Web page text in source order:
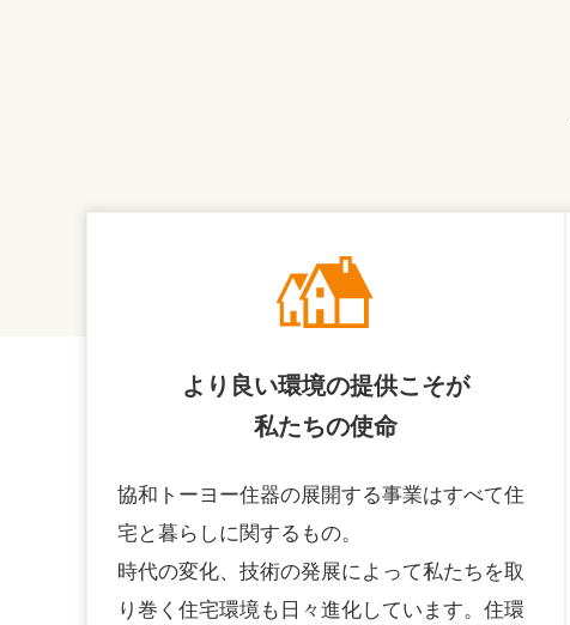
より良い環境の提供こそが
私たちの使命
協和トーヨー住器の展開する事業はすべて住
宅と暮らしに関するもの。
時代の変化、技術の発展によって私たちを取
り巻く住宅環境も日々進化しています。住環